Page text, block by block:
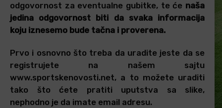
odgovornost za eventualne gubitke, te će naša
jedina odgovornost biti da svaka informacija
koju iznesemo bude tačna i proverena.
Prvo i osnovno što treba da uradite jeste da se
registrujete na našem sajtu
www.sportskenovosti.net, a to možete uraditi
tako što ćete pratiti uputstva sa slike,
nephodno je da imate email adresu.